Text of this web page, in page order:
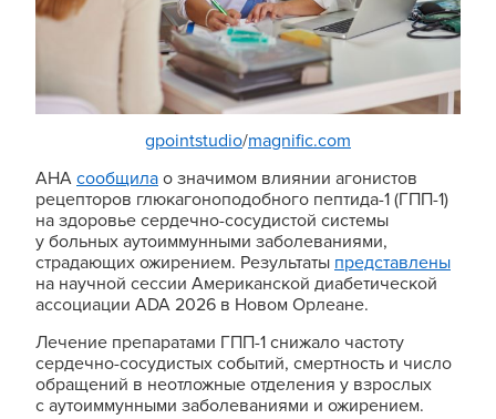
gpointstudio/magnific.com
AHA сообщила о значимом влиянии агонистов
рецепторов глюкагоноподобного пептида-1 (ГПП-1)
на здоровье сердечно-сосудистой системы
у больных аутоиммунными заболеваниями,
страдающих ожирением. Результаты представлены
на научной сессии Американской диабетической
ассоциации ADA 2026 в Новом Орлеане.
Лечение препаратами ГПП-1 снижало частоту
сердечно-сосудистых событий, смертность и число
обращений в неотложные отделения у взрослых
с аутоиммунными заболеваниями и ожирением.